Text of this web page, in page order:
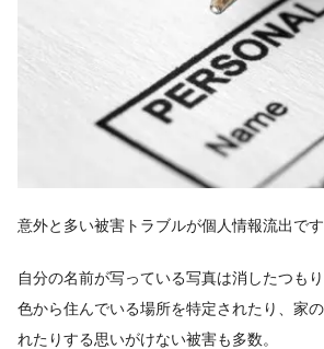
意外と多い被害トラブルが個人情報流出です
自分の名前が写っている写真は消したつも
色から住んでいる場所を特定されたり、家
れたりする思いがけない被害も多数。